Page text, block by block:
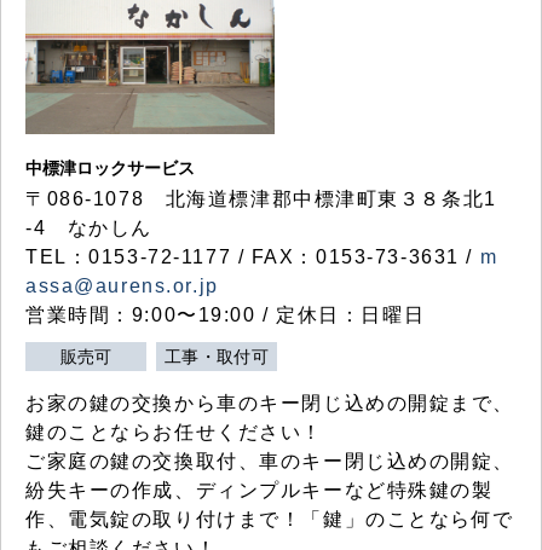
中標津ロックサービス
〒086-1078 北海道標津郡中標津町東３８条北1
-4 なかしん
TEL：0153-72-1177 / FAX：0153-73-3631 / m
assa@aurens.or.jp
営業時間：9:00〜19:00 / 定休日：日曜日
販売可 工事・取付可
お家の鍵の交換から車のキー閉じ込めの開錠まで、
鍵のことならお任せください！
ご家庭の鍵の交換取付、車のキー閉じ込めの開錠、
紛失キーの作成、ディンプルキーなど特殊鍵の製
作、電気錠の取り付けまで！「鍵」のことなら何で